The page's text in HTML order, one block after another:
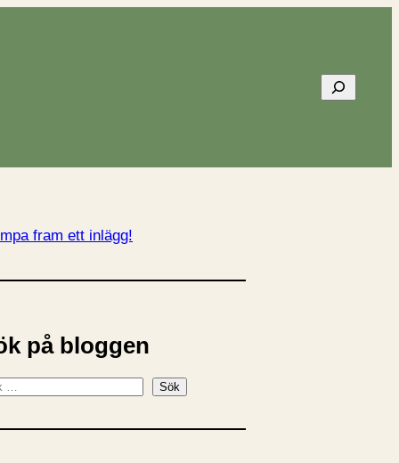
Sök
fram ett inlägg!
på bloggen
Sök